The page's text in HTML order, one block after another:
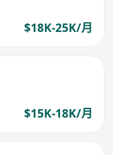
$18K-25K/月
$15K-18K/月